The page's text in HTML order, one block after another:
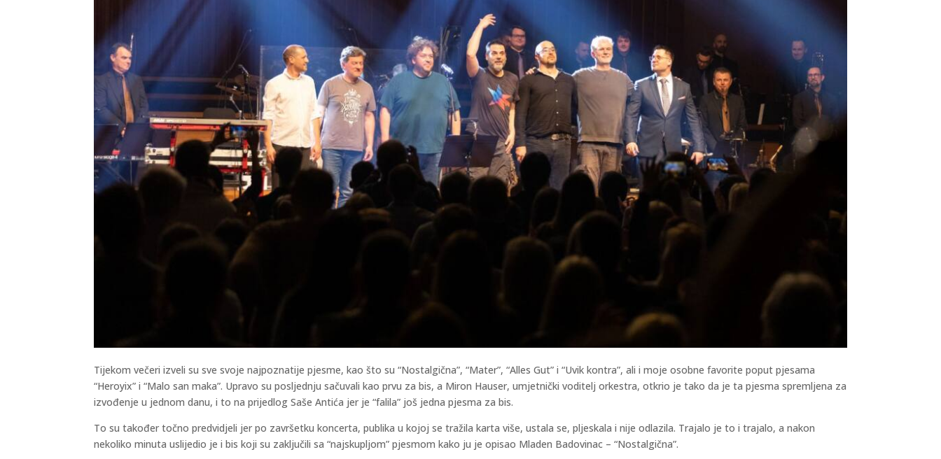
Tijekom večeri izveli su sve svoje najpoznatije pjesme, kao što su “Nostalgična”, “Mater”, “Alles Gut” i “Uvik kontra”, ali i moje osobne favorite poput pjesama
“Heroyix” i “Malo san maka”. Upravo su posljednju sačuvali kao prvu za bis, a Miron Hauser, umjetnički voditelj orkestra, otkrio je tako da je ta pjesma spremljena za
izvođenje u jednom danu, i to na prijedlog Saše Antića jer je “falila” još jedna pjesma za bis.
To su također točno predvidjeli jer po završetku koncerta, publika u kojoj se tražila karta više, ustala se, pljeskala i nije odlazila. Trajalo je to i trajalo, a nakon
nekoliko minuta uslijedio je i bis koji su zaključili sa “najskupljom” pjesmom kako ju je opisao Mladen Badovinac – “Nostalgična”.